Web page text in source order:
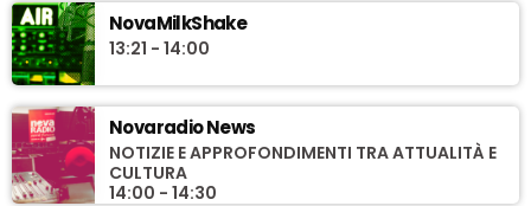
NovaMilkShake
13:21 - 14:00
Novaradio News
NOTIZIE E APPROFONDIMENTI TRA ATTUALITÀ E
CULTURA
14:00 - 14:30